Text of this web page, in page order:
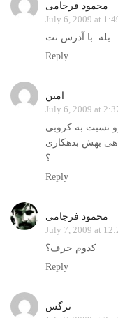
محمود فرجامی
July 6, 2009 at
بله. با آدرس نت
Reply
امین
July 6, 2009 at
نسبت به کروبی
بهش بدهکاری
؟
Reply
محمود فرجامی
July 7, 2009 at
کدوم حرف؟
Reply
نرگس